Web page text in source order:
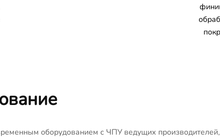
оборудованием с ЧПУ ведущих